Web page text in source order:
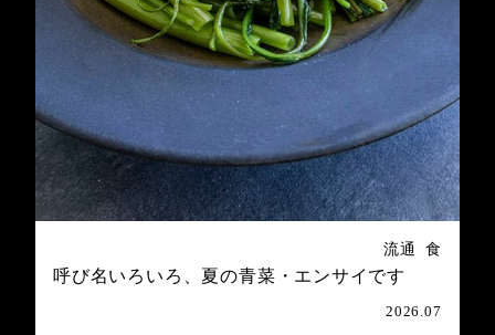
流通 食
呼び名いろいろ、夏の青菜・エンサイです
2026.07